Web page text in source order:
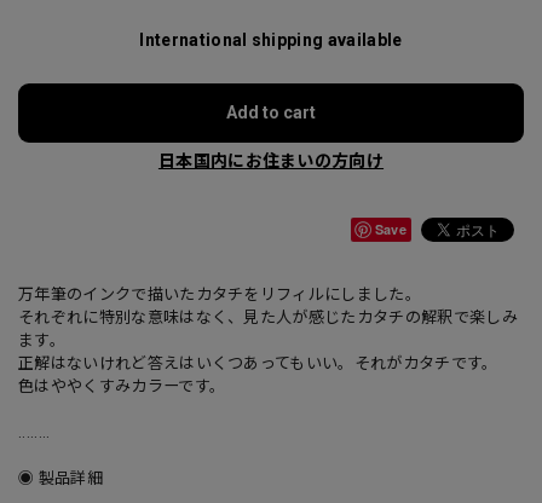
International shipping available
Add to cart
日本国内にお住まいの方向け
Save
万年筆のインクで描いたカタチをリフィルにしました。
それぞれに特別な意味はなく、見た人が感じたカタチの解釈で楽しみ
ます。
正解はないけれど答えはいくつあってもいい。それがカタチです。
色はややくすみカラーです。
........
◉ 製品詳細